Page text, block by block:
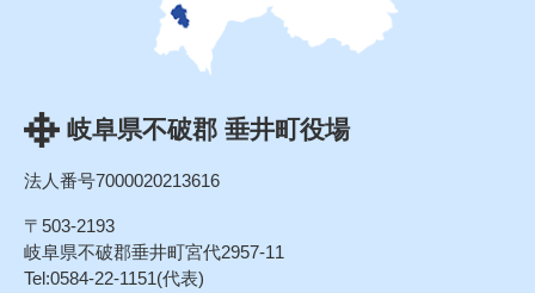
岐阜県不破郡 垂井町役場
法人番号7000020213616
〒503-2193
岐阜県不破郡垂井町宮代2957-11
Tel:0584-22-1151(代表)